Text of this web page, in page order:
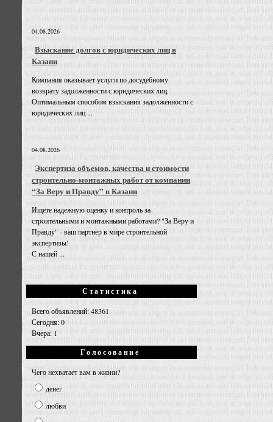
04.08.2026
Взыскание долгов с юридических лиц в
Казани
Компания оказывает услуги по досудебному
возврату задолженности с юридических лиц.
Оптимальным способом взыскания задолженности с
юридических лиц ...
04.08.2026
Экспертиза объемов, качества и стоимости
строительно-монтажных работ от компании
“За Веру и Правду” в Казани
Ищете надежную оценку и контроль за
строительными и монтажными работами? "За Веру и
Правду" - ваш партнер в мире строительной
экспертизы!
С нашей ...
Статистика
Всего объявлений: 48361
Сегодня: 0
Вчера: 1
Голосование
Чего нехватает вам в жизни?
денег
любви